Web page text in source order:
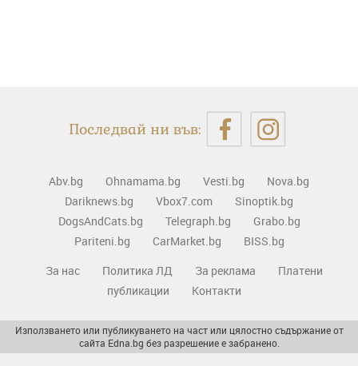
Последвай ни във:
Abv.bg Ohnamama.bg Vesti.bg
Nova.bg
Dariknews.bg
Vbox7.com
Sinoptik.bg
DogsAndCats.bg
Telegraph.bg
Grabo.bg
Pariteni.bg
CarMarket.bg
BISS.bg
За нас
Политика ЛД За реклама
Платени
публикации
Контакти
Използването или публикуването на част или цялостно съдържание от
сайта Edna.bg без разрешение е забранено.